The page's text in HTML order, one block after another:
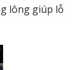
lông giúp lỗ